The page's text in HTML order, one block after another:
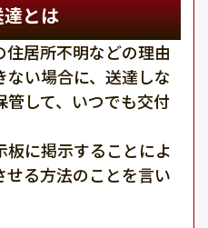
とは
住居所不明などの理由
ない場合に、送達しな
管して、いつでも交付
に掲示することによ
せる方法のことを言い